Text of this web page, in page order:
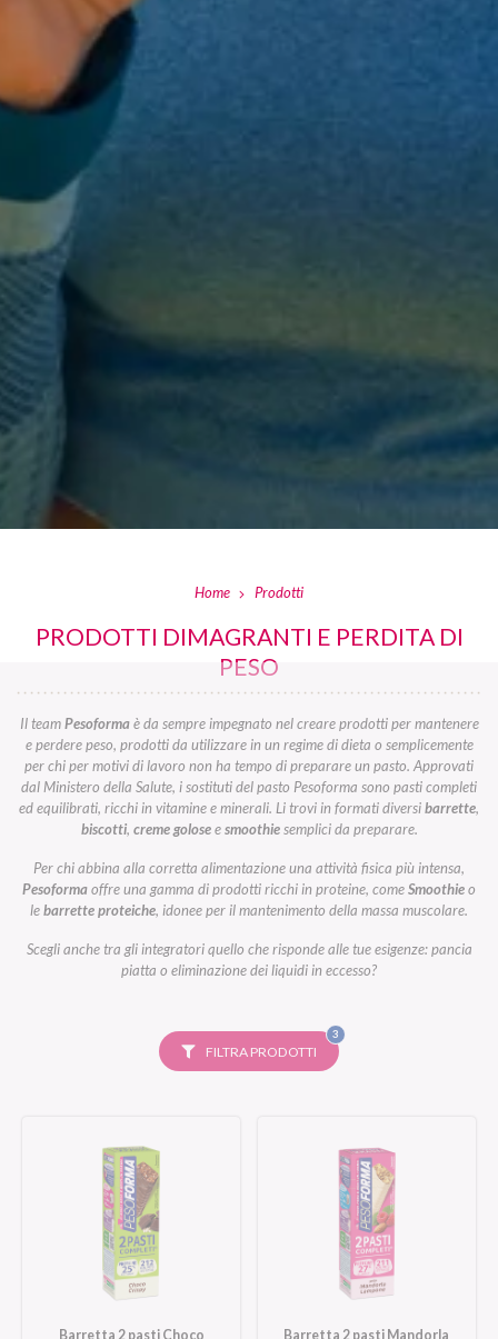
Home Prodotti
PRODOTTI DIMAGRANTI E PERDITA DI
PESO
Il teamPesoformaè da sempre impegnato nel creare prodotti per mantenere
e perdere peso, prodotti da utilizzare in un regime di dieta o semplicemente
per chi per motivi di lavoro non ha tempo di preparare un pasto. Approvati
dal Ministero della Salute, i sostituti del pasto Pesoforma sono pasti completi
ed equilibrati, ricchi in vitamine e minerali. Li trovi in formati diversibarrette,
biscotti, creme goloseesmoothiesemplici da preparare.
Per chi abbina alla corretta alimentazione una attività fisica più intensa,
Pesoformaoffre una gamma di prodotti ricchi in proteine, comeSmoothieo
lebarrette proteiche, idonee per il mantenimento della massa muscolare.
Scegli anche tra gli integratori quello che risponde alle tue esigenze: pancia
piatta o eliminazione dei liquidi in eccesso?
FILTRA PRODOTTI
3FILTRI
SELEZIONATI
Barretta 2 pasti Choco Barretta 2 pasti Mandorla